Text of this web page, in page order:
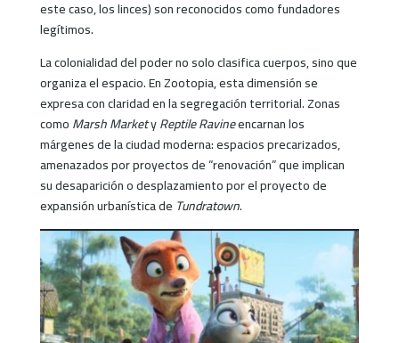
este caso, los linces) son reconocidos como fundadores
legítimos.
La colonialidad del poder no solo clasifica cuerpos, sino que
organiza el espacio. En Zootopia, esta dimensión se
expresa con claridad en la segregación territorial. Zonas
comoMarsh MarketyReptile Ravineencarnan los
márgenes de la ciudad moderna: espacios precarizados,
amenazados por proyectos de “renovación” que implican
su desaparición o desplazamiento por el proyecto de
expansión urbanística de Tundratown.